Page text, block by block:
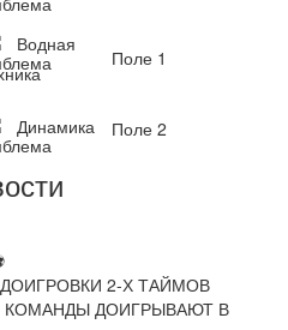
Водная
Поле 1
Динамика Поле 2
2-Х ТАЙМОВ
КОМАНДЫ ДОИГРЫВАЮТ В